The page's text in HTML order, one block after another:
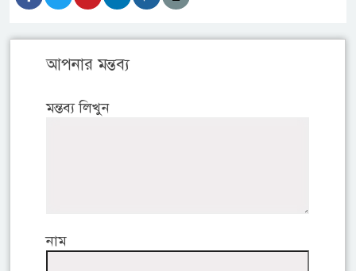
আপনার মন্তব্য
মন্তব্য লিখুন
নাম